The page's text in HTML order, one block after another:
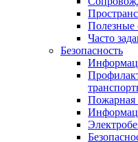
Полезные
Часто
Безопасность
Пожарная